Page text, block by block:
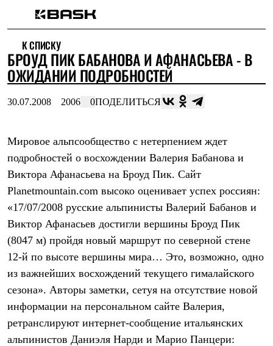
Интернет-магазин
Мужская одежда
Утепленная пухом
Куртки
Жилеты
Куртки
Брюки
Штормовая одежда
Куртки
Брюки
Софтшелл одежда
Куртки
Брюки
Флисовая одежда
Куртки
Брюки
Термобелье
Теплое термобелье
Среднее термобелье
Легкое термобелье
Лёгкая одежда
Футболки
К СПИСКУ
БРОУД ПИК БАБАНОВА И АФАНАСЬЕВА - В
ОЖИДАНИИ ПОДРОБНОСТЕЙ
30.07.2008 2006 0ПОДЕЛИТЬСЯ
Мировое альпсообщество с нетерпением ждет
подробностей о восхождении Валерия Бабанова и
Виктора Афанасьева на Броуд Пик. Сайт
Planetmountain.com высоко оценивает успех россиян:
«17/07/2008 русские альпинисты Валерий Бабанов и
Виктор Афанасьев достигли вершины Броуд Пик
(8047 м) пройдя новый маршрут по северной стене
12-й по высоте вершины мира… Это, возможно, одно
из важнейших восхождений текущего гималайского
сезона». Авторы заметки, сетуя на отсутствие новой
информации на персональном сайте Валерия,
ретранслируют интернет-сообщение итальянских
альпинистов Даниэля Нарди и Марио Панцери: